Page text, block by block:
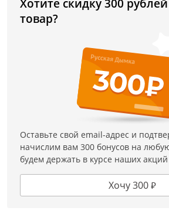
Избавляет от необходимости
температуру и время готовки.
готово, он просто просигналит.
Экономит электроэнергиюза
использования ТЭНа, который
Универсальное решениедля
консервов и перегонки
Хотите скидку 300
товар?
Оставьте свой email-адрес и
начислим вам 300 бонусов на
будем держать в курсе наших
Хочу 300 ₽